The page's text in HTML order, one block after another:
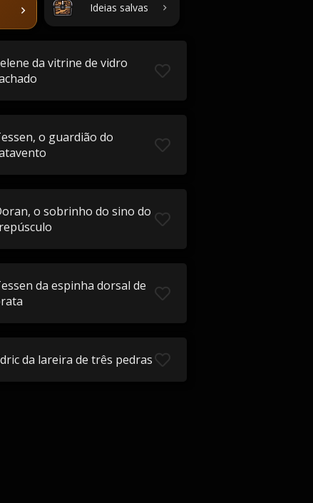
Ideias salvas
da vitrine de vidro
o guardião do
o sobrinho do sino do
da espinha dorsal de
da lareira de três pedras